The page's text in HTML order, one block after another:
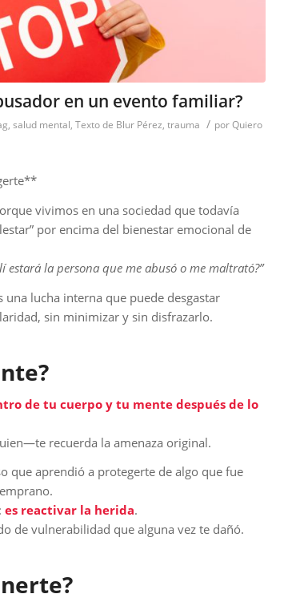
en un evento familiar?
, salud mental, Texto de Blur Pérez, trauma / porQuiero
vivimos en una sociedad que todavía
por encima del bienestar emocional de
estará la persona que me abusó o me maltrató?”
una lucha interna que puede desgastar
sin minimizar y sin disfrazarlo.
de tu cuerpo y tu mente después de lo
recuerda la amenaza original.
que aprendió a protegerte de algo que fue
es reactivar la herida.
de vulnerabilidad que alguna vez te dañó.